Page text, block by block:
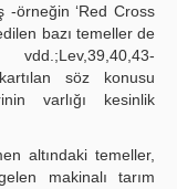
-örneğin ‘Red Cross
bazı temeller de
söz konusu
varlığı kesinlik
altındaki temeller,
makinalı tarım